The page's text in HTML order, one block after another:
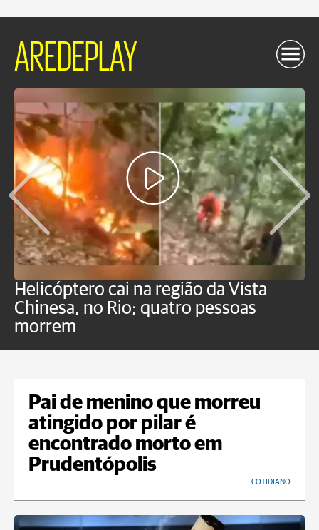
AREDEPLAY
Helicóptero cai na região da Vista
Chinesa, no Rio; quatro pessoas
morrem
Pai de menino que morreu
atingido por pilar é
encontrado morto em
Prudentópolis
COTIDIANO